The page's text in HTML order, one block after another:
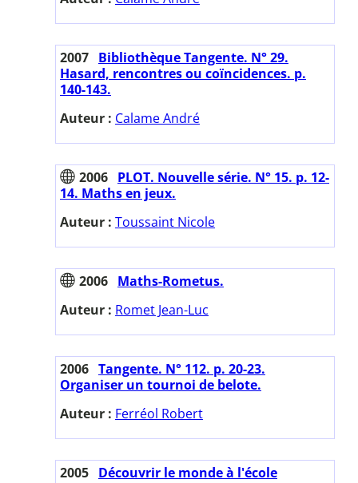
2007 Bibliothèque Tangente. N° 29.
Hasard, rencontres ou coïncidences. p.
140-143.
Auteur : Calame André
2006 PLOT. Nouvelle série. N° 15. p. 12-
14. Maths en jeux.
Auteur : Toussaint Nicole
2006 Maths-Rometus.
Auteur : Romet Jean-Luc
2006 Tangente. N° 112. p. 20-23.
Organiser un tournoi de belote.
Auteur : Ferréol Robert
2005 Découvrir le monde à l'école